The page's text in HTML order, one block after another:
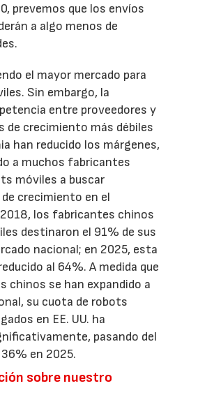
prevemos que los envíos
a algo menos de
el mayor mercado para
Sin embargo, la
entre proveedores y
de crecimiento más débiles
han reducido los márgenes,
a muchos fabricantes
móviles a buscar
crecimiento en el
los fabricantes chinos
destinaron el 91% de sus
nacional; en 2025, esta
al 64%. A medida que
chinos se han expandido a
su cuota de robots
en EE. UU. ha
pasando del
en 2025.
sobre nuestro